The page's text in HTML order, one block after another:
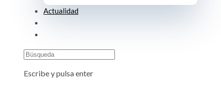
Actualidad
Búsqueda
Escribe y pulsa enter